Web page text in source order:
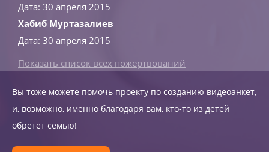
Дата: 30 апреля 2015
Хабиб Муртазалиев
Дата: 30 апреля 2015
Показать список всех пожертвований
Вы тоже можете помочь проекту по созданию видеоанкет,
и, возможно, именно благодаря вам, кто-то из детей
обретет семью!